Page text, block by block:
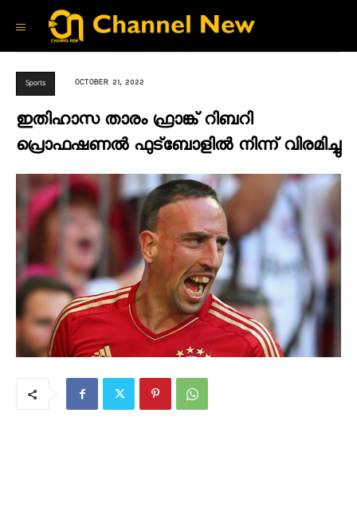
Sports OCTOBER 21, 2022
ഇതിഹാസ താരം ഫ്രാങ്ക് റിബറി
പ്രൊഫഷണൽ ഫുട്ബോളിൽ നിന്ന് വിരമിച്ചു